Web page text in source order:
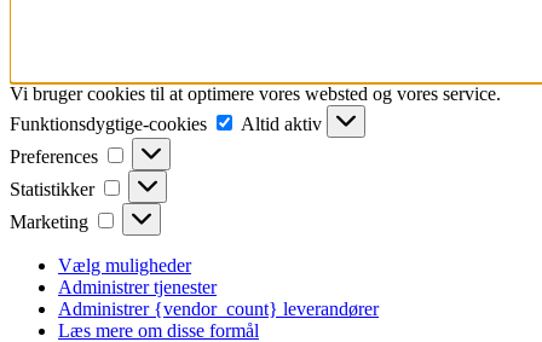
Vi bruger cookies til at optimere vores websted og vores service.
Funktionsdygtige-cookies
Funktionsdygtige-
cookies
Altid aktiv
Preferences
Preferences
Statistikker Statistikker
Marketing Marketing
Vælg muligheder
Administrer tjenester
Administrer {vendor_count} leverandører
Læs mere om disse formål